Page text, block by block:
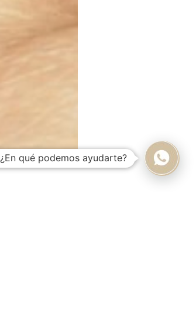
¿En qué podemos ayudarte?